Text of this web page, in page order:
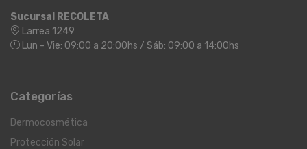
Sucursal RECOLETA
Larrea 1249
Lun - Vie: 09:00 a 20:00hs / Sáb: 09:00 a 14:00hs
Categorías
Dermocosmética
Protección Solar